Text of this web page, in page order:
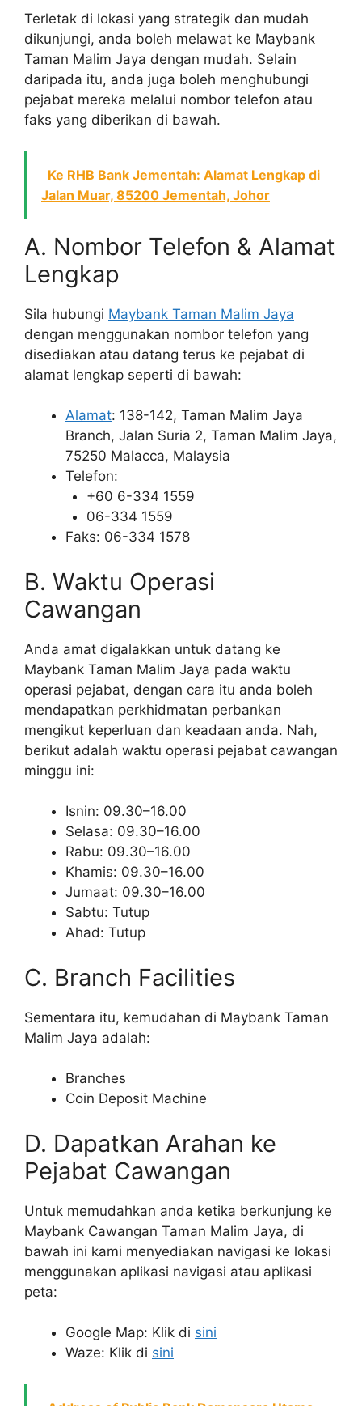
Terletak di lokasi yang strategik dan mudah
dikunjungi, anda boleh melawat ke Maybank
Taman Malim Jaya dengan mudah. Selain
daripada itu, anda juga boleh menghubungi
pejabat mereka melalui nombor telefon atau
faks yang diberikan di bawah.
Ke RHB Bank Jementah: Alamat Lengkap di
Jalan Muar, 85200 Jementah, Johor
A. Nombor Telefon & Alamat
Lengkap
Sila hubungi Maybank Taman Malim Jaya
dengan menggunakan nombor telefon yang
disediakan atau datang terus ke pejabat di
alamat lengkap seperti di bawah:
Alamat: 138-142, Taman Malim Jaya
Branch, Jalan Suria 2, Taman Malim Jaya,
75250 Malacca, Malaysia
Telefon:
+60 6-334 1559
06-334 1559
Faks: 06-334 1578
B. Waktu Operasi
Cawangan
Anda amat digalakkan untuk datang ke
Maybank Taman Malim Jaya pada waktu
operasi pejabat, dengan cara itu anda boleh
mendapatkan perkhidmatan perbankan
mengikut keperluan dan keadaan anda. Nah,
berikut adalah waktu operasi pejabat cawangan
minggu ini:
Isnin: 09.30–16.00
Selasa: 09.30–16.00
Rabu: 09.30–16.00
Khamis: 09.30–16.00
Jumaat: 09.30–16.00
Sabtu: Tutup
Ahad: Tutup
C. Branch Facilities
Sementara itu, kemudahan di Maybank Taman
Malim Jaya adalah:
Branches
Coin Deposit Machine
D. Dapatkan Arahan ke
Pejabat Cawangan
Untuk memudahkan anda ketika berkunjung ke
Maybank Cawangan Taman Malim Jaya, di
bawah ini kami menyediakan navigasi ke lokasi
menggunakan aplikasi navigasi atau aplikasi
peta:
Google Map: Klik di sini
Waze: Klik di sini